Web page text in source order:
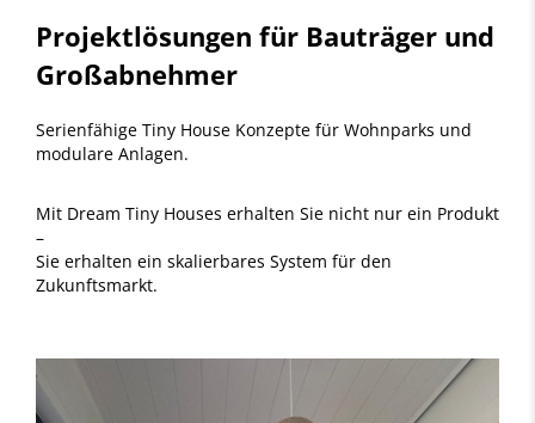
Projektlösungen für Bauträger und
Großabnehmer
Serienfähige Tiny House Konzepte für Wohnparks und
modulare Anlagen.
Mit Dream Tiny Houses erhalten Sie nicht nur ein Produkt
–
Sie erhalten ein skalierbares System für den
Zukunftsmarkt.